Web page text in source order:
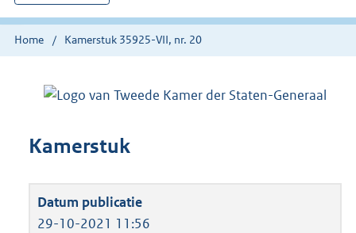
hier:
Home Kamerstuk 35925-VII, nr. 20
Kamerstuk
29-10-2021 11:56